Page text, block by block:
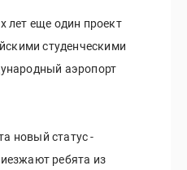
лет еще один проект
студенческими
аэропорт
новый статус -
ребята из